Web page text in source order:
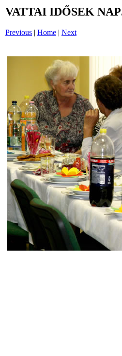
VATTAI IDŐSEK
Previous | Home | Next